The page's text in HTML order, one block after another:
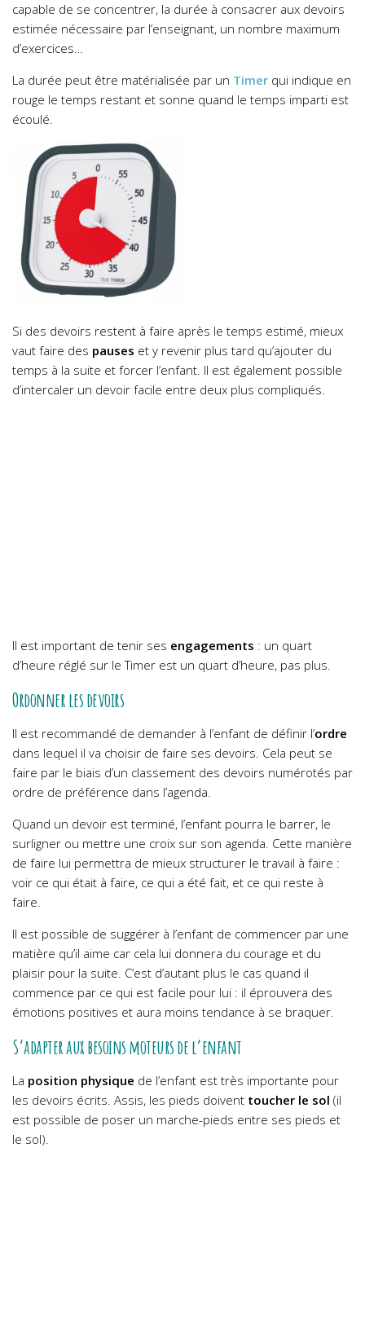
capable de se concentrer, la durée à consacrer aux devoirs
estimée nécessaire par l’enseignant, un nombre maximum
d’exercices…
La durée peut être matérialisée par un Timer qui indique en
rouge le temps restant et sonne quand le temps imparti est
écoulé.
Si des devoirs restent à faire après le temps estimé, mieux
vaut faire des pauses et y revenir plus tard qu’ajouter du
temps à la suite et forcer l’enfant. Il est également possible
d’intercaler un devoir facile entre deux plus compliqués.
Il est important de tenir ses engagements : un quart
d’heure réglé sur le Timer est un quart d’heure, pas plus.
Ordonner les devoirs
Il est recommandé de demander à l’enfant de définir l’ordre
dans lequel il va choisir de faire ses devoirs. Cela peut se
faire par le biais d’un classement des devoirs numérotés par
ordre de préférence dans l’agenda.
Quand un devoir est terminé, l’enfant pourra le barrer, le
surligner ou mettre une croix sur son agenda. Cette manière
de faire lui permettra de mieux structurer le travail à faire :
voir ce qui était à faire, ce qui a été fait, et ce qui reste à
faire.
Il est possible de suggérer à l’enfant de commencer par une
matière qu’il aime car cela lui donnera du courage et du
plaisir pour la suite. C’est d’autant plus le cas quand il
commence par ce qui est facile pour lui : il éprouvera des
émotions positives et aura moins tendance à se braquer.
S’adapter aux besoins moteurs de l’enfant
La position physique de l’enfant est très importante pour
les devoirs écrits. Assis, les pieds doivent toucher le sol (il
est possible de poser un marche-pieds entre ses pieds et
le sol).